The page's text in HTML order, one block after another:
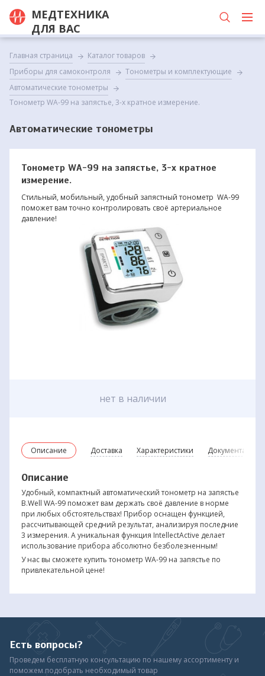
МЕДТЕХНИКА
ДЛЯ ВАС
Главная страница
Каталог товаров
Приборы для самоконтроля
Тонометры и комплектующие
Автоматические тонометры
Тонометр WА-99 на запястье, 3-х кратное измерение.
Автоматические тонометры
Тонометр WА-99 на запястье, 3-х кратное
измерение.
Стильный, мобильный, удобный запястный тонометр WА-99
поможет вам точно контролировать своё артериальное
давление!
Описание Доставка Характеристики Документация
Описание
Удобный, компактный автоматический тонометр на запястье
B.Well WA-99 поможет вам держать своё давление в норме
при любых обстоятельствах! Прибор оснащен функцией,
рассчитывающей средний результат, анализируя последние
3 измерения. А уникальная функция IntellectActive делает
использование прибора абсолютно безболезненным!
У нас вы сможете купить тонометр WА-99 на запястье по
привлекательной цене!
нет в наличии
Есть вопросы?
Проведем бесплатную консультацию по нашему ассортименту и
поможем подобрать необходимый товар